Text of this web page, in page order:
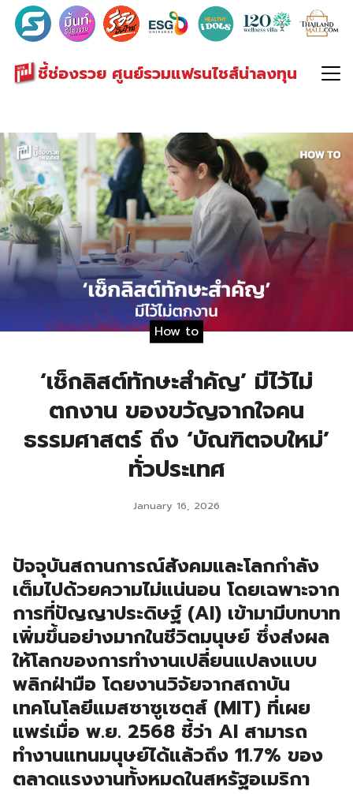
ชี้ช่องรวย ศูนย์รวมแฟรนไชส์น่าลงทุน
Search
for:
How to
‘เช็กลิสต์ทักษะสำคัญ’ มีไว้ไม่
ตกงาน ของขวัญจากใจคน
ธรรมศาสตร์ ถึง ‘บัณฑิตจบใหม่’
ทั่วประเทศ
January 16, 2026
ปัจจุบันสถานการณ์สังคมและโลกกำลัง
เต็มไปด้วยความไม่แน่นอน โดยเฉพาะจาก
การที่ปัญญาประดิษฐ์ (AI) เข้ามามีบทบาท
เพิ่มขึ้นอย่างมากในชีวิตมนุษย์ ซึ่งส่งผล
ให้โลกของการทำงานเปลี่ยนแปลงแบบ
พลิกฝ่ามือ โดยงานวิจัยจากสถาบัน
เทคโนโลยีแมสซาซูเซตส์ (MIT) ที่เผย
แพร่เมื่อ พ.ย. 2568 ชี้ว่า AI สามารถ
ทำงานแทนมนุษย์ได้แล้วถึง 11.7% ของ
ตลาดแรงงานทั้งหมดในสหรัฐอเมริกา